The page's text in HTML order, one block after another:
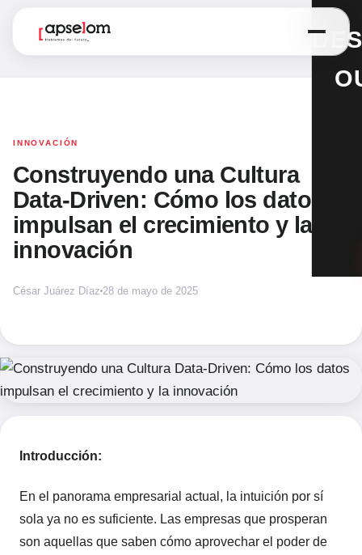
INNOVACIÓN
Construyendo una Cultura
Data-Driven: Cómo los datos
impulsan el crecimiento y la
innovación
César Juárez Díaz 28 de mayo de 2025
Introducción:
En el panorama empresarial actual, la intuición por sí
sola ya no es suficiente. Las empresas que prosperan
son aquellas que saben cómo aprovechar el poder de